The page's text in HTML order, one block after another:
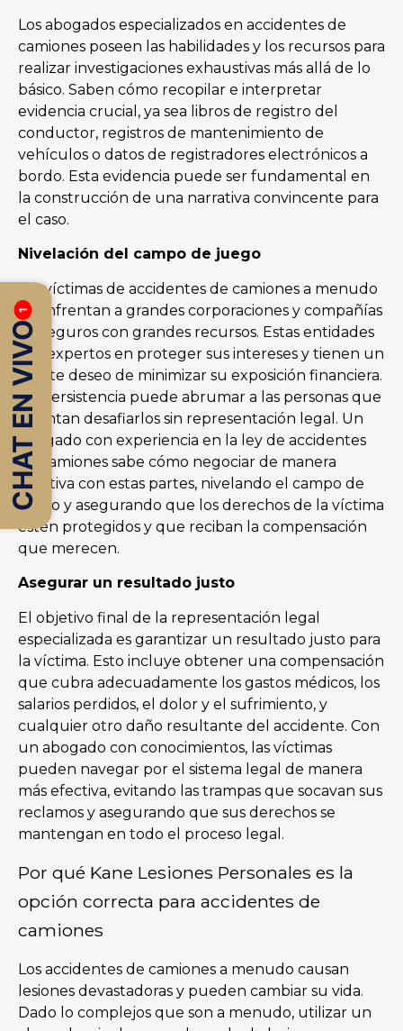
Los abogados especializados en accidentes de
camiones poseen las habilidades y los recursos para
realizar investigaciones exhaustivas más allá de lo
básico. Saben cómo recopilar e interpretar
evidencia crucial, ya sea libros de registro del
conductor, registros de mantenimiento de
vehículos o datos de registradores electrónicos a
bordo. Esta evidencia puede ser fundamental en
la construcción de una narrativa convincente para
el caso.
Nivelación del campo de juego
Las víctimas de accidentes de camiones a menudo
se enfrentan a grandes corporaciones y compañías
de seguros con grandes recursos. Estas entidades
son expertos en proteger sus intereses y tienen un
fuerte deseo de minimizar su exposición financiera.
Su persistencia puede abrumar a las personas que
intentan desafiarlos sin representación legal. Un
abogado con experiencia en la ley de accidentes
de camiones sabe cómo negociar de manera
efectiva con estas partes, nivelando el campo de
juego y asegurando que los derechos de la víctima
estén protegidos y que reciban la compensación
que merecen.
Asegurar un resultado justo
El objetivo final de la representación legal
especializada es garantizar un resultado justo para
la víctima. Esto incluye obtener una compensación
que cubra adecuadamente los gastos médicos, los
salarios perdidos, el dolor y el sufrimiento, y
cualquier otro daño resultante del accidente. Con
un abogado con conocimientos, las víctimas
pueden navegar por el sistema legal de manera
más efectiva, evitando las trampas que socavan sus
reclamos y asegurando que sus derechos se
mantengan en todo el proceso legal.
Por qué Kane Lesiones Personales es la
opción correcta para accidentes de
camiones
Los accidentes de camiones a menudo causan
lesiones devastadoras y pueden cambiar su vida.
Dado lo complejos que son a menudo, utilizar un
CHAT EN VIVO
1